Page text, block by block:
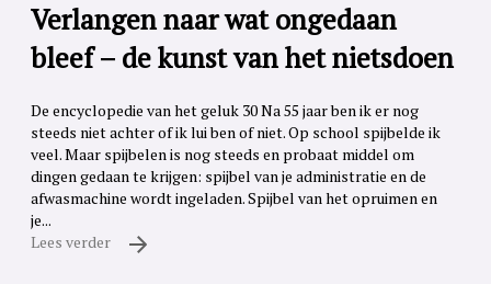
Verlangen naar wat ongedaan
bleef – de kunst van het nietsdoen
De encyclopedie van het geluk 30 Na 55 jaar ben ik er nog
steeds niet achter of ik lui ben of niet. Op school spijbelde ik
veel. Maar spijbelen is nog steeds en probaat middel om
dingen gedaan te krijgen: spijbel van je administratie en de
afwasmachine wordt ingeladen. Spijbel van het opruimen en
je...
Lees verder